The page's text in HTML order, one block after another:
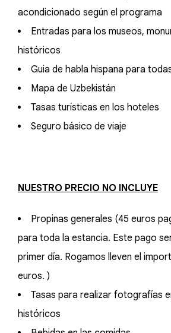
acondicionado según el programa
Entradas para los museos,
históricos
Guia de habla hispana para
Mapa de Uzbekistán
Tasas turísticas en los hoteles
Seguro básico de viaje
NUESTRO PRECIO NO INCLUYE
Propinas generales (45 euros
para toda la estancia. Este pago
primer día. Rogamos lleven el
euros. )
Tasas para realizar fotografías
históricos